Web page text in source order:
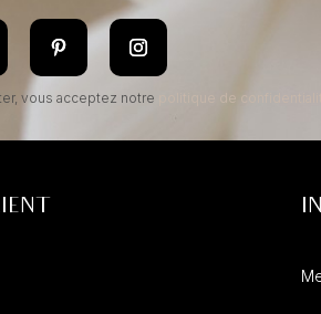
vous acceptez notre politique de